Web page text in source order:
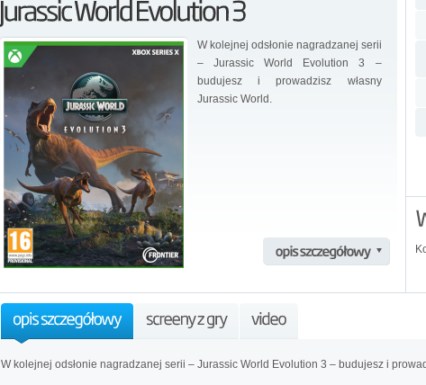
W kolejnej odsłonie nagradzanej serii
– Jurassic World Evolution 3 –
budujesz i prowadzisz własny
Jurassic World.
W kolejnej odsłonie nagradzanej serii – Jurassic World Evolution 3 – budujesz i